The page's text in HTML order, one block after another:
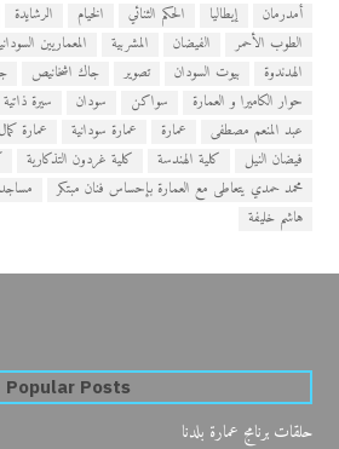
أمدرمان
إيطاليا الحكم الثنائي الخيام الرشايدة
الطوب الأحمر
الفيضان المشربية المعماريين
الهدندوة
بيوت السودان تصوير جاك اشخانيص
حوار الكاميرا و العمارة
سواكن سودان سيرة ذاتية
عبد المنعم مصطفى
عمارة عمارة سودانية عمارة
فيضان النيل
كلية الهندسة كلية غردون التذكارية
محمد حمدي يتعاطى مع العمارة بإحساس فنان مبتكر
مساجد
هاشم خليفة
Popular Posts
حلقات برنامج عمارة بلدنا